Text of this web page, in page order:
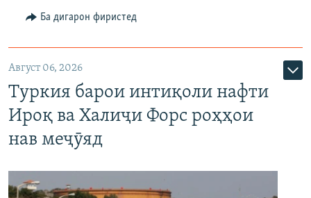
Ба дигарон фиристед
Август 06, 2026
Туркия барои интиқоли нафти
Ироқ ва Халиҷи Форс роҳҳои
нав меҷӯяд